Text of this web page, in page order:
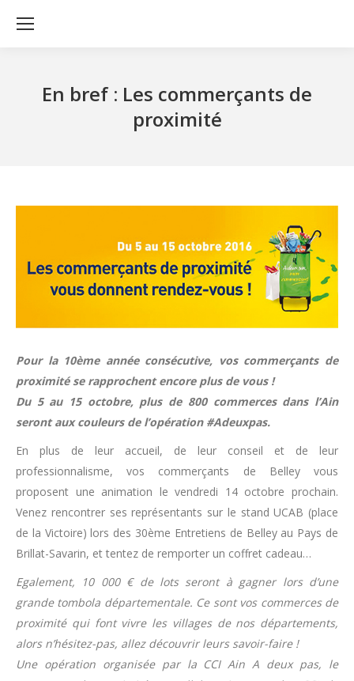
En bref : Les commerçants de
proximité
Pour la 10ème année consécutive, vos commerçants de
proximité se rapprochent encore plus de vous !
Du 5 au 15 octobre, plus de 800 commerces dans l’Ain
seront aux couleurs de l’opération #Adeuxpas.
En plus de leur accueil, de leur conseil et de leur
professionnalisme, vos commerçants de Belley vous
proposent une animation le vendredi 14 octobre prochain.
Venez rencontrer ses représentants sur le stand UCAB (place
de la Victoire) lors des 30ème Entretiens de Belley au Pays de
Brillat-Savarin, et tentez de remporter un coffret cadeau…
Egalement, 10 000 € de lots seront à gagner lors d’une
grande tombola départementale. Ce sont vos commerces de
proximité qui font vivre les villages de nos départements,
alors n’hésitez-pas, allez découvrir leurs savoir-faire !
Une opération organisée par la CCI Ain A deux pas, le